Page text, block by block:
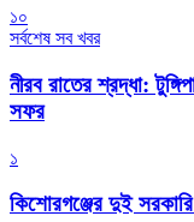
১০
সর্বশেষ সব খবর
নীরব রাতের শ্রদ্ধা:
সফর
১
কিশোরগঞ্জের দুই